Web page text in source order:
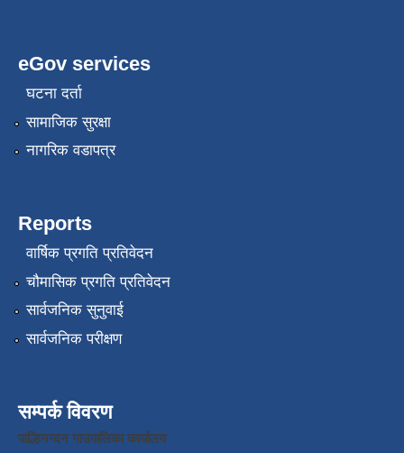
eGov services
घटना दर्ता
सामाजिक सुरक्षा
नागरिक वडापत्र
Reports
वार्षिक प्रगति प्रतिवेदन
चौमासिक प्रगति प्रतिवेदन
सार्वजनिक सुनुवाई
सार्वजनिक परीक्षण
सम्पर्क विवरण
पाल्हिनन्दन गाउपालिका कार्यालय